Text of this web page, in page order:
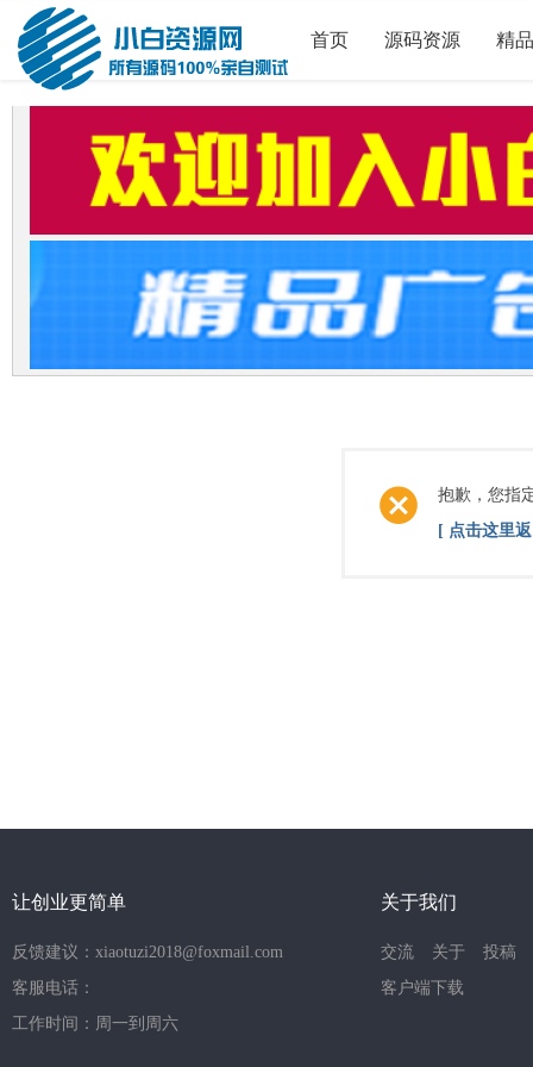
首页 源码资源 精
抱歉，您指
[ 点击这里
让创业更简单
反馈建议：xiaotuzi2018@foxmail.com
客服电话：
工作时间：周一到周六
关于我们
交流 关于
投稿
客户端下载